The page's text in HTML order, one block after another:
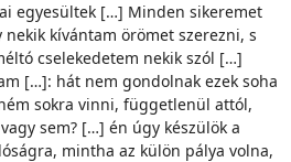
egyesültek […] Minden sikeremet
nekik kívántam örömet szerezni, s
cselekedetem nekik szól […]
[…]: hát nem gondolnak ezek soha
sokra vinni, függetlenül attól,
sem? […] én úgy készülök a
mintha az külön pálya volna,